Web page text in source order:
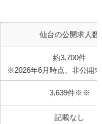
仙台の公開求人数
約3,700件
※2026年6月時点、非公開
3,639件※※
記載なし